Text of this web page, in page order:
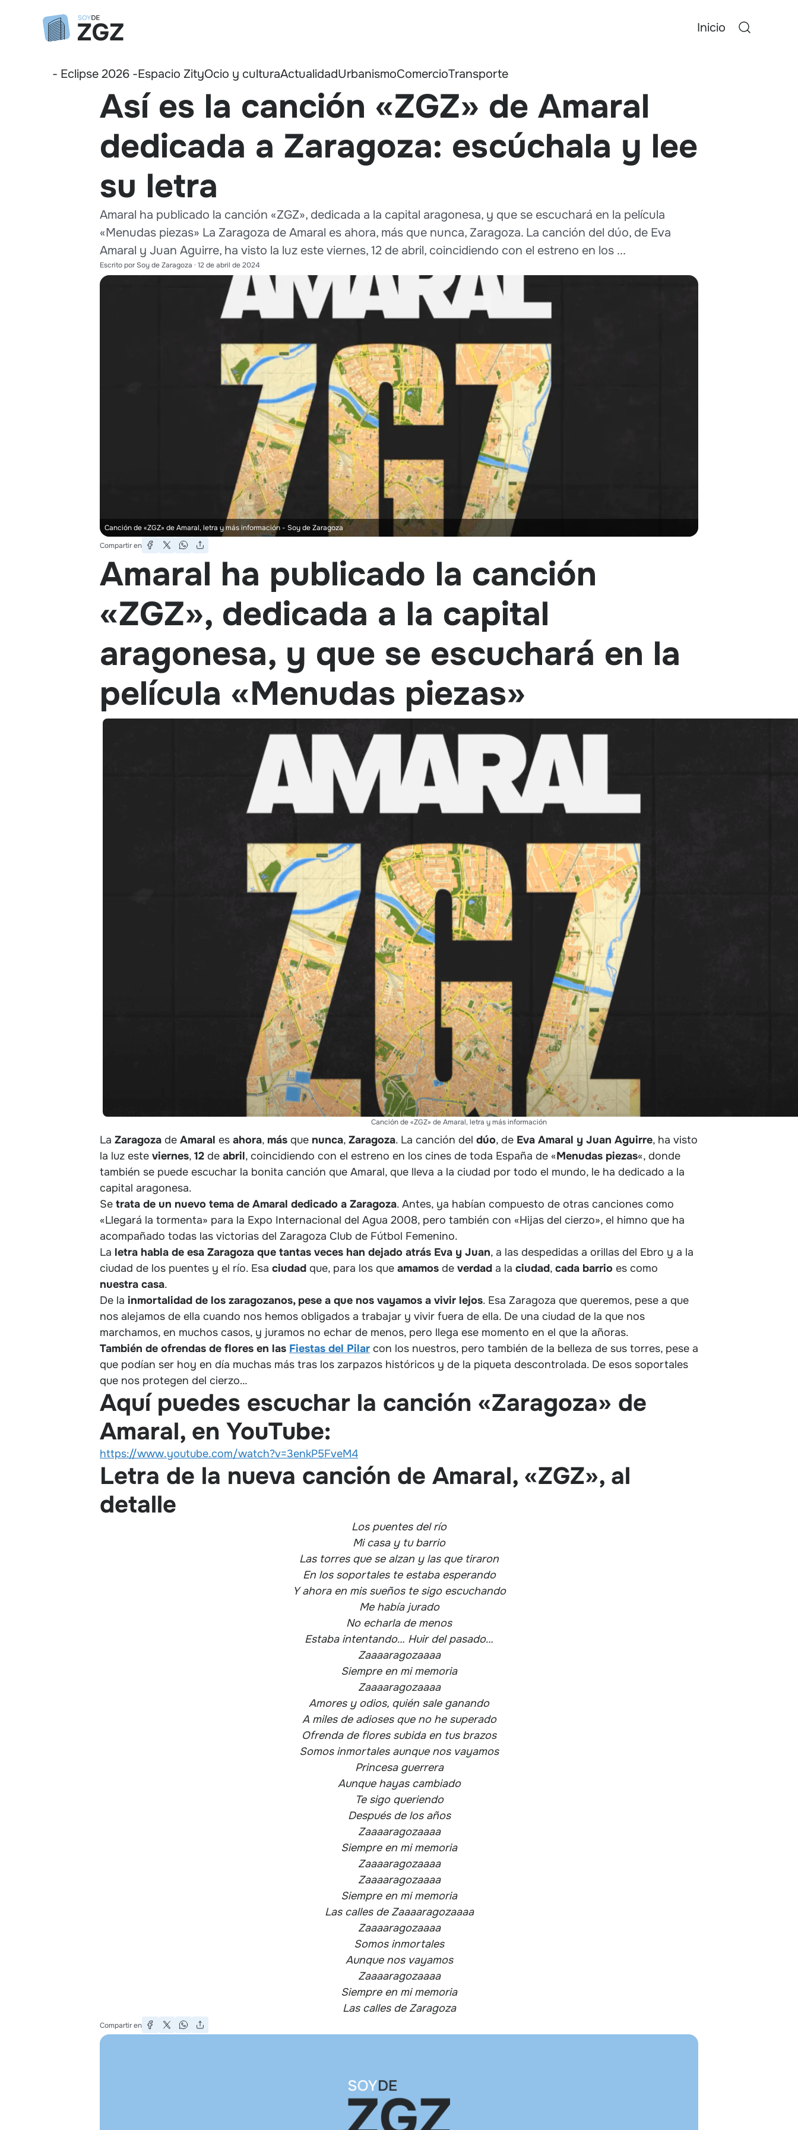
Inicio
- Eclipse 2026 -Espacio ZityOcio y culturaActualidadUrbanismoComercioTransporte
Así es la canción «ZGZ» de Amaral
dedicada a Zaragoza: escúchala y lee
su letra
Amaral ha publicado la canción «ZGZ», dedicada a la capital aragonesa, y que se escuchará en la película
«Menudas piezas» La Zaragoza de Amaral es ahora, más que nunca, Zaragoza. La canción del dúo, de Eva
Amaral y Juan Aguirre, ha visto la luz este viernes, 12 de abril, coincidiendo con el estreno en los ...
Escrito porSoy de Zaragoza · 12 de abril de 2024
Canción de «ZGZ» de Amaral, letra y más información- Soy de Zaragoza
Compartir en
Amaral ha publicado la canción
«ZGZ», dedicada a la capital
aragonesa, y que se escuchará en la
película «Menudas piezas»
Canción de «ZGZ» de Amaral, letra y más información
La Zaragoza de Amaral es ahora, más que nunca, Zaragoza. La canción del dúo, de Eva Amaral y Juan Aguirre, ha visto
la luz este viernes, 12 de abril, coincidiendo con el estreno en los cines de toda España de «Menudas piezas«, donde
también se puede escuchar la bonita canción que Amaral, que lleva a la ciudad por todo el mundo, le ha dedicado a la
capital aragonesa.
Se trata de un nuevo tema de Amaral dedicado a Zaragoza. Antes, ya habían compuesto de otras canciones como
«Llegará la tormenta» para la Expo Internacional del Agua 2008, pero también con «Hijas del cierzo», el himno que ha
acompañado todas las victorias del Zaragoza Club de Fútbol Femenino.
La letra habla de esa Zaragoza que tantas veces han dejado atrás Eva y Juan, a las despedidas a orillas del Ebro y a la
ciudad de los puentes y el río. Esa ciudad que, para los que amamos de verdad a la ciudad, cada barrio es como
nuestra casa.
De la inmortalidad de los zaragozanos, pese a que nos vayamos a vivir lejos. Esa Zaragoza que queremos, pese a que
nos alejamos de ella cuando nos hemos obligados a trabajar y vivir fuera de ella. De una ciudad de la que nos
marchamos, en muchos casos, y juramos no echar de menos, pero llega ese momento en el que la añoras.
También de ofrendas de flores en las Fiestas del Pilar con los nuestros, pero también de la belleza de sus torres, pese a
que podían ser hoy en día muchas más tras los zarpazos históricos y de la piqueta descontrolada. De esos soportales
que nos protegen del cierzo…
Aquí puedes escuchar la canción «Zaragoza» de
Amaral, en YouTube:
https://www.youtube.com/watch?v=3enkP5FveM4
Letra de la nueva canción de Amaral, «ZGZ», al
detalle
Los puentes del río
Mi casa y tu barrio
Las torres que se alzan y las que tiraron
En los soportales te estaba esperando
Y ahora en mis sueños te sigo escuchando
Me había jurado
No echarla de menos
Estaba intentando… Huir del pasado…
Zaaaaragozaaaa
Siempre en mi memoria
Zaaaaragozaaaa
Amores y odios, quién sale ganando
A miles de adioses que no he superado
Ofrenda de flores subida en tus brazos
Somos inmortales aunque nos vayamos
Princesa guerrera
Aunque hayas cambiado
Te sigo queriendo
Después de los años
Zaaaaragozaaaa
Siempre en mi memoria
Zaaaaragozaaaa
Zaaaaragozaaaa
Siempre en mi memoria
Las calles de Zaaaaragozaaaa
Zaaaaragozaaaa
Somos inmortales
Aunque nos vayamos
Zaaaaragozaaaa
Siempre en mi memoria
Las calles de Zaragoza
Compartir en